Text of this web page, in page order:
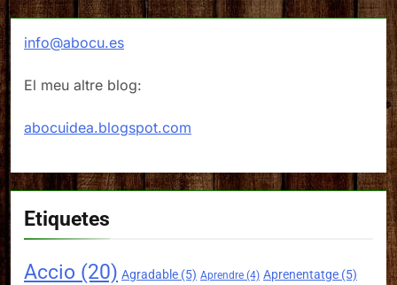
info@abocu.es
El meu altre blog:
abocuidea.blogspot.com
Etiquetes
Accio (20) Agradable (5) Aprendre (4) Aprenentatge (5)